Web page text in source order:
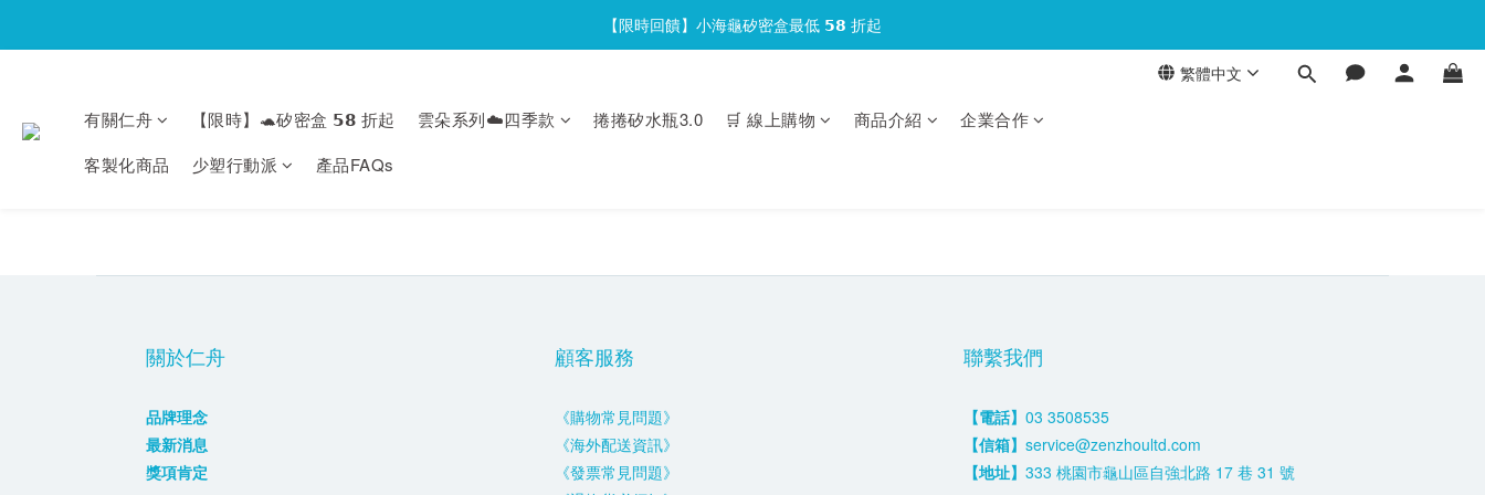
官網會員首次下單現折 $𝟏𝟎𝟎 元❕
【限時回饋】小海龜矽密盒最低 𝟱𝟴 折起
繁體中文
有關仁舟 【限時】🐢矽密盒 𝟱𝟴 折起 雲朵系列☁️四季款 捲捲矽水瓶3.0 🛒 線上購物 商品介紹
企業合作
客製化商品
少塑行動派 產品FAQs
關於仁舟
品牌理念
最新消息
獎項肯定
顧客服務
《購物常見問題》
《海外配送資訊》
《發票常見問題》
聯繫我們
【電話】 03 3508535
【信箱】 service@zenzhoultd.com
【地址】 333 桃園市龜山區自強北路 17 巷 31 號